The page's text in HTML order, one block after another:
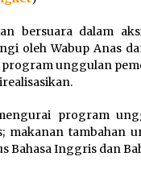
bersuara dalam
oleh Wabup Anas
program unggulan
program
makanan tambahan
Bahasa Inggris dan